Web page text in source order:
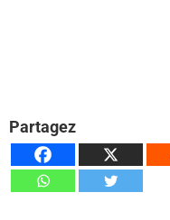
Partagez